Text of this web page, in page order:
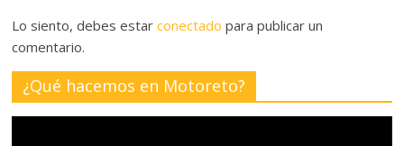
Lo siento, debes estarconectado para publicar un
comentario.
¿Qué hacemos en Motoreto?